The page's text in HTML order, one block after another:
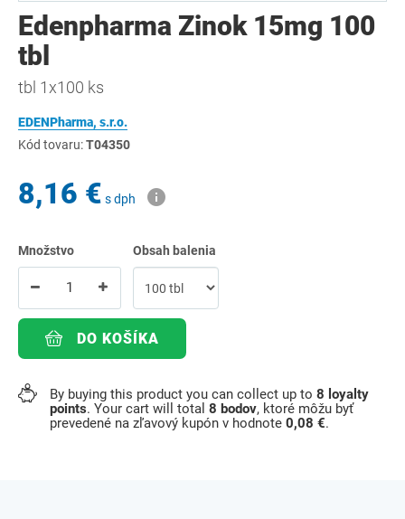
Edenpharma Zinok 15mg 100
tbl
tbl 1x100 ks
EDENPharma, s.r.o.
Kód tovaru:T04350
8,16 € s dph
Množstvo Obsah balenia
DO KOŠÍKA
By buying this product you can collect up to 8 loyalty
points. Your cart will total 8 bodov, ktoré môžu byť
prevedené na zľavový kupón v hodnote 0,08 €.